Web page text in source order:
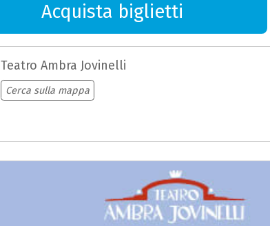
Acquista biglietti
Teatro Ambra Jovinelli
Cerca sulla mappa